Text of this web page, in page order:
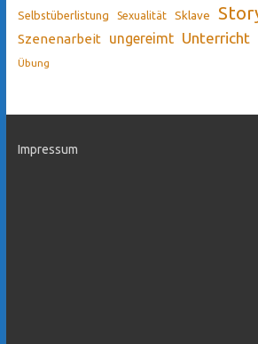
Selbstüberlistung Sexualität Sklave
Szenenarbeit ungereimt Unterricht
Übung
Impressum